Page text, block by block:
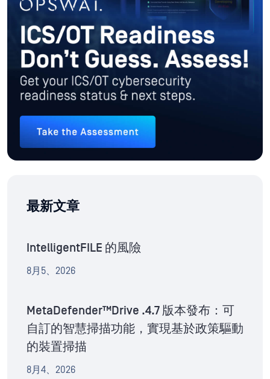
最新文章
IntelligentFILE 的風險
8月5、2026
MetaDefender™Drive .4.7 版本發布：可
自訂的智慧掃描功能，實現基於政策驅動
的裝置掃描
8月4、2026